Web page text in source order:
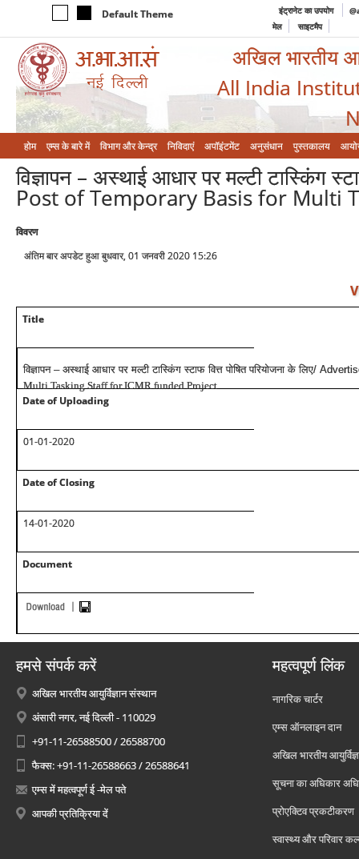
Default Theme इंट्रानेट का उपयोग
मेल
साइटमैप
अखिल भारतीय
All India
होम एम्‍स के बारे में विभाग और केन्‍द्र निविदाएं अपॉइंटमेंट अनुसंधान पुस्तकालय
विज्ञापन – अस्थाई आधार पर मल्टी टास्किंग
Post of Temporary Basis for Multi
विवरण
अंतिम बार अपडेट हुआ बुधवार, 01 जनवरी 2020 15:26
Title
विज्ञापन – अस्थाई आधार पर मल्टी टास्किंग स्टाफ वित्त पोषित परियोजना के लिए/
Multi Tasking Staff for ICMR funded Project
Date of Uploading
01-01-2020
Date of Closing
14-01-2020
Document
हमसे संपर्क करें
अखिल भारतीय आयुर्विज्ञान संस्थान
अंसारी नगर, नई दिल्ली - 110029
+91-11-26588500 / 26588700
फैक्स: +91-11-26588663 / 26588641
एम्स में महत्वपूर्ण ई -मेल पते
आपकी प्रतिक्रिया दें
महत्वपूर्ण लिंक
नागरिक चार्टर
एम्स ऑनलाइन दान
अखिल भारतीय
सूचना का अधिकार
प्रोएक्टिव प्रकटीकरण
स्वास्थ्य और परिवार